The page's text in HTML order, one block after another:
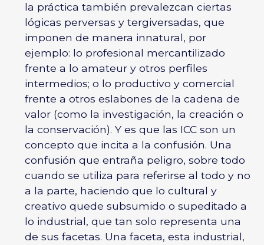
la práctica también prevalezcan ciertas
lógicas perversas y tergiversadas, que
imponen de manera innatural, por
ejemplo: lo profesional mercantilizado
frente a lo amateur y otros perfiles
intermedios; o lo productivo y comercial
frente a otros eslabones de la cadena de
valor (como la investigación, la creación o
la conservación). Y es que las ICC son un
concepto que incita a la confusión. Una
confusión que entraña peligro, sobre todo
cuando se utiliza para referirse al todo y no
a la parte, haciendo que lo cultural y
creativo quede subsumido o supeditado a
lo industrial, que tan solo representa una
de sus facetas. Una faceta, esta industrial,